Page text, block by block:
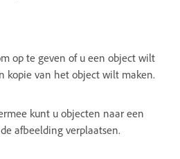
op te geven of u een object wilt
kopie van het object wilt maken.
kunt u objecten naar een
afbeelding verplaatsen.